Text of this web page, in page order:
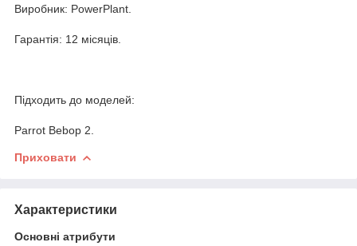
Виробник: PowerPlant.
Гарантія: 12 місяців.
Підходить до моделей:
Parrot Bebop 2.
Приховати
Характеристики
Основні атрибути